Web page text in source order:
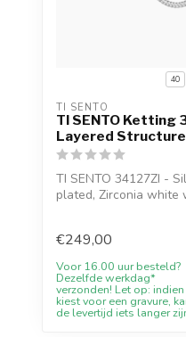
40
TI SENTO
TI SENTO Ketting
Layered
TI SENTO 34127ZI -
plated, Zirconia white
€249,00
Voor 16.00 uur besteld?
Dezelfde werkdag*
verzonden! Let op: indien
kiest voor een gravure,
de levertijd iets langer